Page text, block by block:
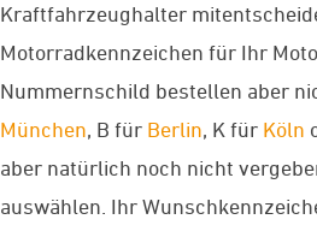
Kraftfahrzeughalter
Motorradkennzeichen für Ihr
Nummernschild bestellen aber
München, B für Berlin, K für Köln
aber natürlich noch nicht
auswählen. Ihr